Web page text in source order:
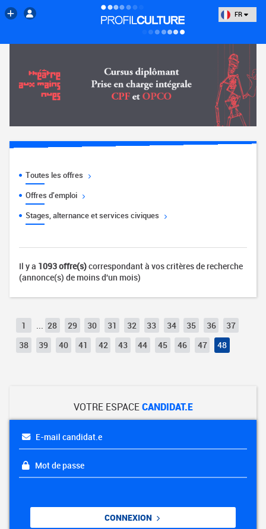
FR
Toutes les offres
Offres d'emploi
Stages, alternance et services civiques
Il y a 1093 offre(s)correspondant à vos critères de recherche
(annonce(s) de moins d'un mois)
1 28 29 30 31 32 33 34 35 36
37
38
39 40 41 42 43 44 45 46 47 48
VOTRE ESPACECANDIDAT.E
E-mail candidat.e
Mot de passe
CONNEXION